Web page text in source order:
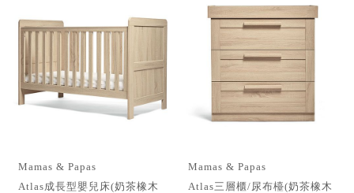
Mamas & Papas
Atlas成長型嬰兒床(奶茶橡木
Mamas & Papas
Atlas三層櫃/尿布檯(奶茶橡木